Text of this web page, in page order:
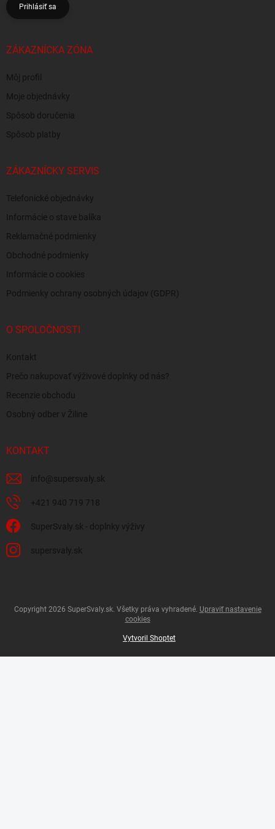
Prihlásiť sa
ZÁKAZNÍCKA ZÓNA
Môj profil
Moje objednávky
Spôsob doručenia
Spôsob platby
ZÁKAZNÍCKY SERVIS
Telefonické objednávky
Informácie o stave balíka
Reklamačné podmienky
Obchodné podmienky
Informácie o cookies
Podmienky ochrany osobných údajov (GDPR)
O SPOLOČNOSTI
Kontakt
Prečo nakupovať výživové doplnky od nás?
Recenzie obchodu
Osobný odber v Žiline
KONTAKT
info@ supersvaly.sk
+421 940 719 718
SuperSvaly.sk - doplnky výživy
supersvaly.sk
Vytvoril Shoptet
Copyright 2026 SuperSvaly.sk. Všetky práva vyhradené. Upraviť nastavenie
cookies